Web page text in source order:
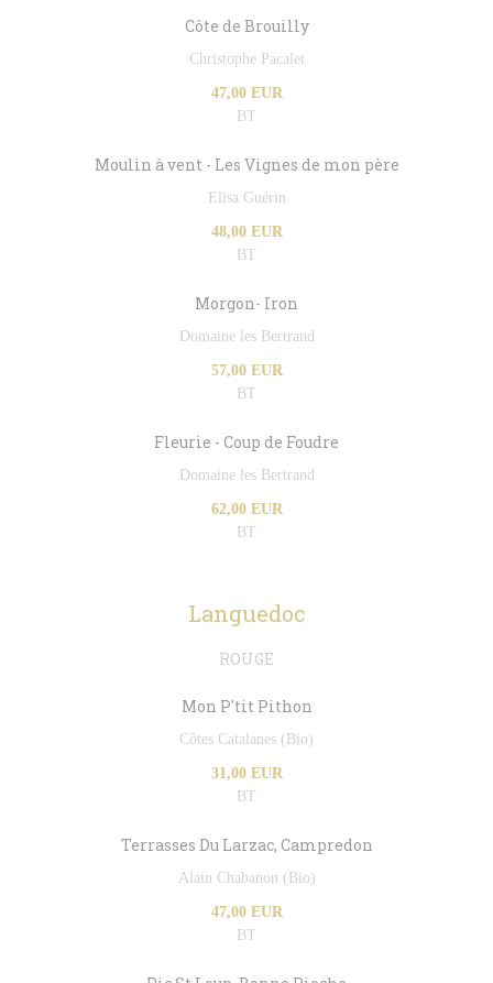
Côte de Brouilly
Christophe Pacalet
47,00 EUR
BT
Moulin à vent - Les Vignes de mon père
Elisa Guérin
48,00 EUR
BT
Morgon- Iron
Domaine les Bertrand
57,00 EUR
BT
Fleurie - Coup de Foudre
Domaine les Bertrand
62,00 EUR
BT
Languedoc
ROUGE
Mon P'tit Pithon
Côtes Catalanes (Bio)
31,00 EUR
BT
Terrasses Du Larzac, Campredon
Alain Chabanon (Bio)
47,00 EUR
BT